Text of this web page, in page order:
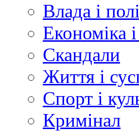
Влада і
Економіка
Скандали
Життя і
Спорт і
Кримінал